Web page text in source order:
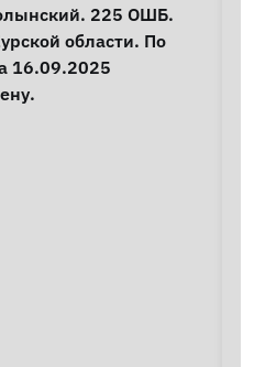
области. По
16.09.2025